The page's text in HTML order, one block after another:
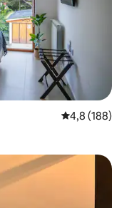
Prosječna
4,8 (188)